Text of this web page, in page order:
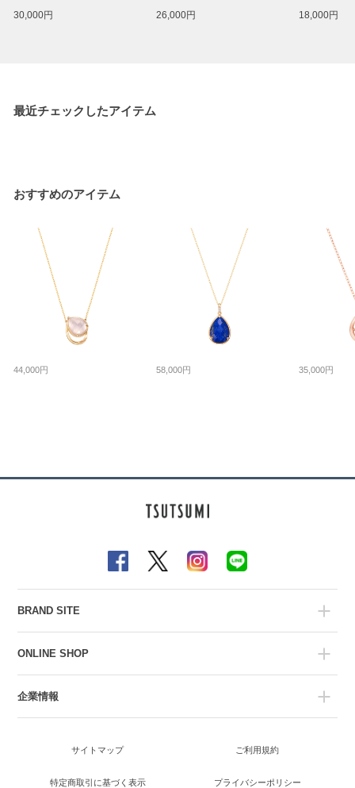
30,000円 26,000円 18,000円
最近チェックしたアイテム
おすすめのアイテム
44,000円 58,000円 35,000円
BRAND SITE
ONLINE SHOP
企業情報
サイトマップ ご利用規約
特定商取引に基づく表示 プライバシーポリシー